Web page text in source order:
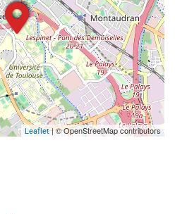
Leaflet| © OpenStreetMap contributors